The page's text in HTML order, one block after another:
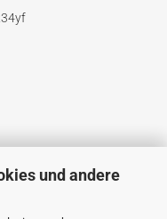
und andere